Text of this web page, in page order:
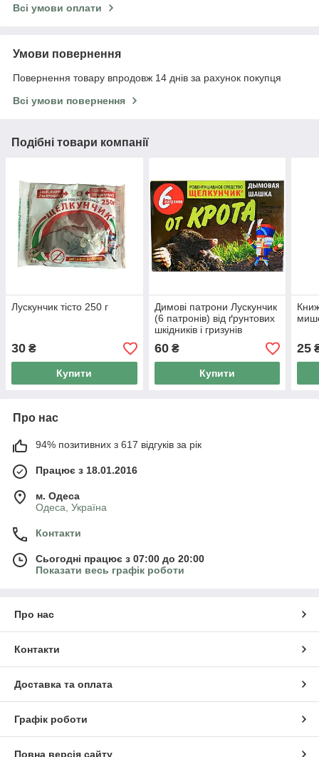
Всі умови оплати
Умови повернення
Повернення товару впродовж 14 днів за рахунок покупця
Всі умови повернення
Подібні товари компанії
Лускунчик тісто 250 г
30 ₴
Купити
Димові патрони Лускунчик
(6 патронів) від ґрунтових
шкідників і гризунів
60₴
Купити
25
Про нас
94% позитивних з 617 відгуків за рік
Працює з 18.01.2016
м. Одеса
Одеса, Україна
Контакти
Сьогодні працює з 07:00 до 20:00
Показати весь графік роботи
Про нас
Контакти
Доставка та оплата
Графік роботи
Повна версія сайту